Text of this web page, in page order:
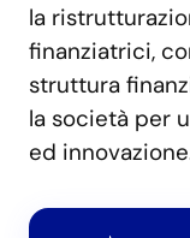
la
finanziatrici,
struttura
la società per
ed